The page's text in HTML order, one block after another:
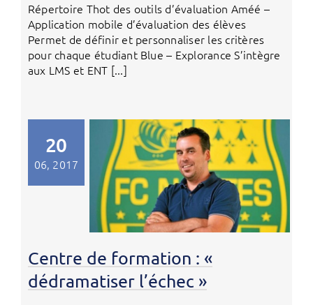
Répertoire Thot des outils d’évaluation Améé –
Application mobile d’évaluation des élèves
Permet de définir et personnaliser les critères
pour chaque étudiant Blue – Explorance S’intègre
aux LMS et ENT [...]
20
06, 2017
Centre de formation : «
dédramatiser l’échec »